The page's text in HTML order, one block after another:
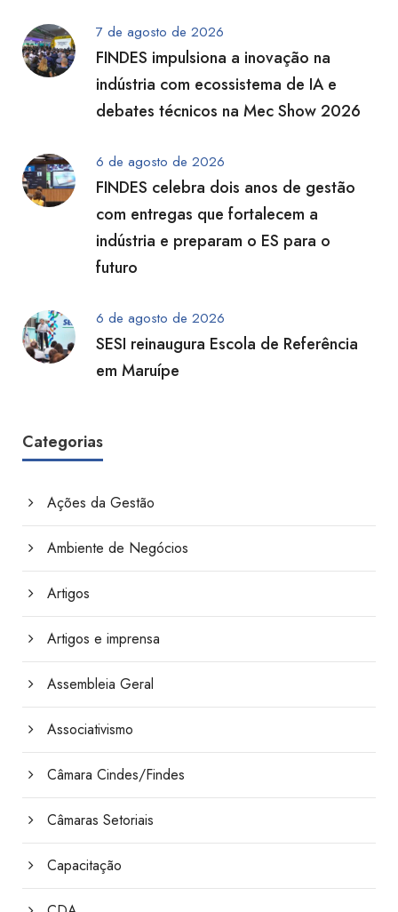
7 de agosto de 2026
FINDES impulsiona a inovação na
indústria com ecossistema de IA e
debates técnicos na Mec Show 2026
6 de agosto de 2026
FINDES celebra dois anos de gestão
com entregas que fortalecem a
indústria e preparam o ES para o
futuro
6 de agosto de 2026
SESI reinaugura Escola de Referência
em Maruípe
Categorias
Ações da Gestão
Ambiente de Negócios
Artigos
Artigos e imprensa
Assembleia Geral
Associativismo
Câmara Cindes/Findes
Câmaras Setoriais
Capacitação